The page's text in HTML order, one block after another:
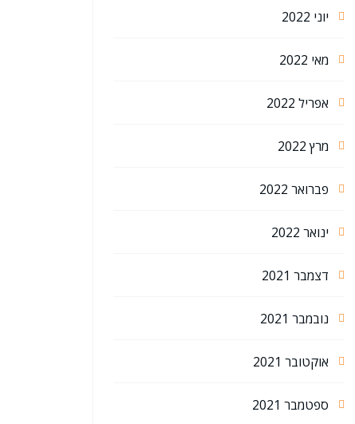
יוני 2022
מאי 2022
אפריל 2022
מרץ 2022
פברואר 2022
ינואר 2022
דצמבר 2021
נובמבר 2021
אוקטובר 2021
ספטמבר 2021